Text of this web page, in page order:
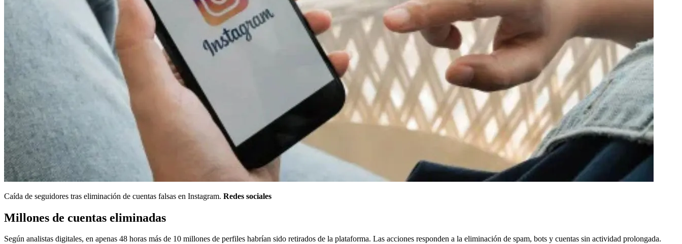
Caída de seguidores tras eliminación de cuentas falsas en Instagram. Redes sociales
Millones de cuentas eliminadas
Según analistas digitales, en apenas 48 horas más de 10 millones de perfiles habrían sido retirados de la plataforma. Las acciones responden a la eliminación de spam, bots y cuentas sin actividad prolongada.